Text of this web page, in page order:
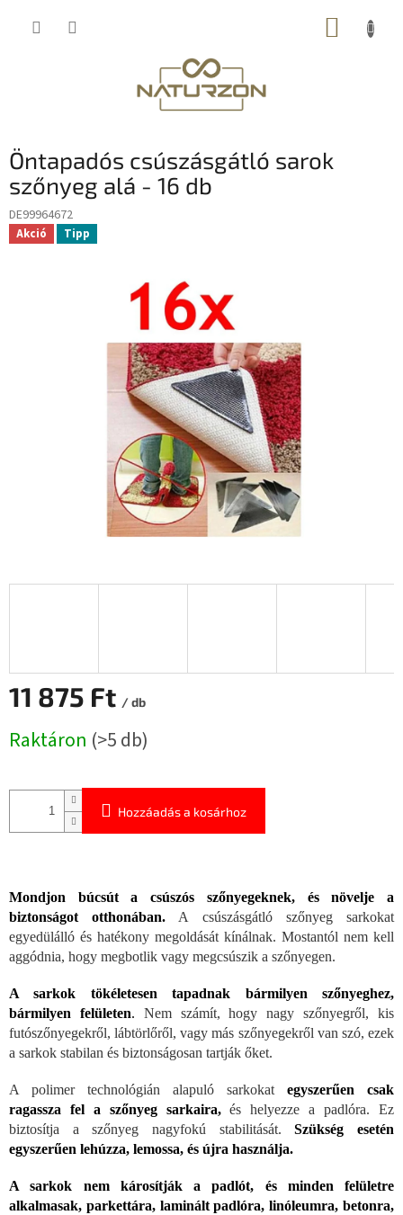
KOSÁR
Öntapadós csúszásgátló sarok
szőnyeg alá - 16 db
DE99964672
Akció Tipp
11 875 Ft / db
Raktáron (>5 db)
Hozzáadás a kosárhoz
Mondjon búcsút a csúszós szőnyegeknek, és növelje a
biztonságot otthonában. A csúszásgátló szőnyeg sarkokat
egyedülálló és hatékony megoldását kínálnak. Mostantól nem kell
aggódnia, hogy megbotlik vagy megcsúszik a szőnyegen.
A sarkok tökéletesen tapadnak bármilyen szőnyeghez,
bármilyen felületen. Nem számít, hogy nagy szőnyegről, kis
futószőnyegekről, lábtörlőről, vagy más szőnyegekről van szó, ezek
a sarkok stabilan és biztonságosan tartják őket.
A polimer technológián alapuló sarkokat egyszerűen csak
ragassza fel a szőnyeg sarkaira,és helyezze a padlóra. Ez
biztosítja a szőnyeg nagyfokú stabilitását. Szükség esetén
egyszerűen lehúzza, lemossa, és újra használja.
A sarkok nem károsítják a padlót, és minden felületre
alkalmasak, parkettára, laminált padlóra, linóleumra, betonra,